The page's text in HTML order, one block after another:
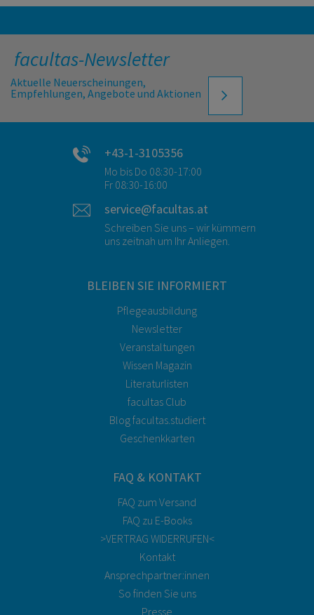
facultas-Newsletter
Aktuelle Neuerscheinungen,
Empfehlungen, Angebote und Aktionen
+43-1-3105356
Mo bis Do 08:30-17:00
Fr 08:30-16:00
service@facultas.at
Schreiben Sie uns – wir kümmern
uns zeitnah um Ihr Anliegen.
BLEIBEN SIE INFORMIERT
Pflegeausbildung
Newsletter
Veranstaltungen
Wissen Magazin
Literaturlisten
facultas Club
Blog facultas.studiert
Geschenkkarten
FAQ & KONTAKT
FAQ zum Versand
FAQ zu E-Books
>VERTRAG WIDERRUFEN<
Kontakt
Ansprechpartner:innen
So finden Sie uns
Presse